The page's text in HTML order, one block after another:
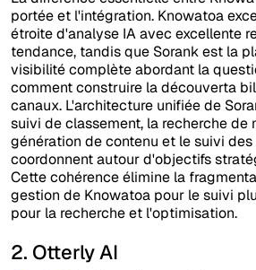
portée et l'intégration. Knowatoa
étroite d'analyse IA avec excellente
tendance, tandis que Sorank est la
visibilité complète abordant la
comment construire la découverta
canaux. L'architecture unifiée de
suivi de classement, la recherche de
génération de contenu et le suivi
coordonnent autour d'objectifs
Cette cohérence élimine la
gestion de Knowatoa pour le suivi
pour la recherche et l'optimisation.
2. Otterly AI